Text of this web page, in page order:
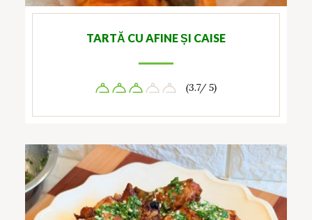
TARTĂ CU AFINE ȘI CAISE
(3.7/ 5)